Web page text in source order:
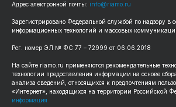
Адрес электронной почты: info@riamo.ru
Зарегистрировано Федеральной службой по надзору в
информационных технологий и массовых
Рег. номер ЭЛ № ФС 77 – 72999 от 06.06.2018
На сайте riamo.ru применяются рекомендательные
технологии предоставления информации на основе
анализа сведений, относящихся к предпочтениям
«Интернет», находящихся на территории Российской
информация